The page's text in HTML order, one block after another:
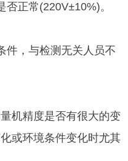
正常(220V±10%)。
，与检测无关人员不
精度是否有很大的变
或环境条件变化时尤其